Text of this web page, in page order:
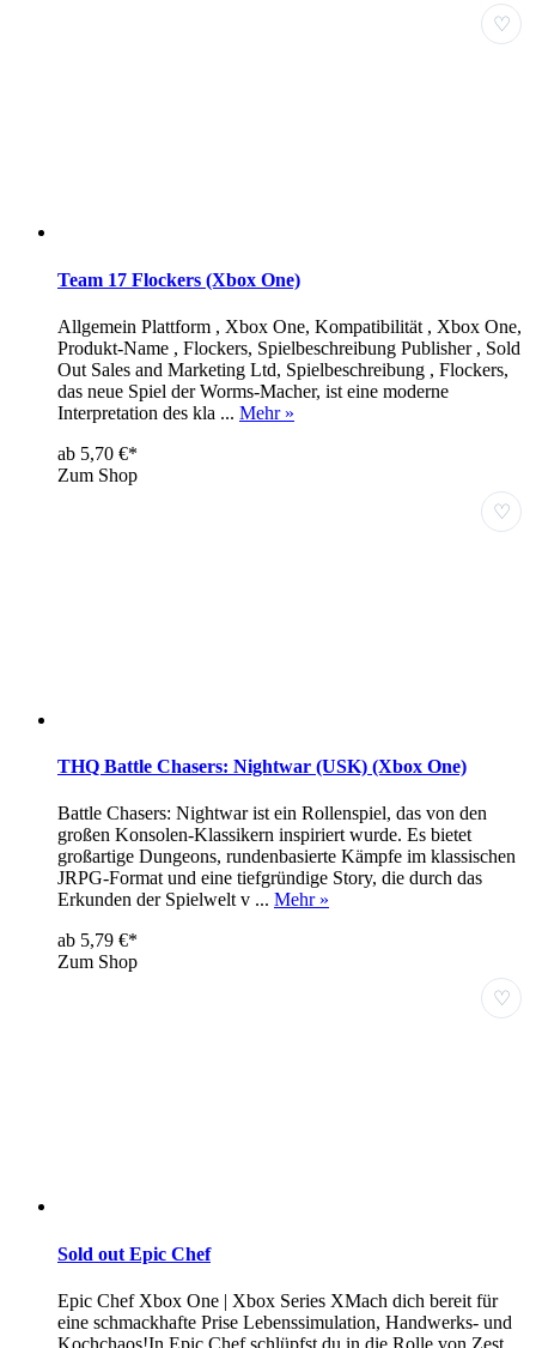
♡
Team 17 Flockers (Xbox One)
Allgemein Plattform , Xbox One, Kompatibilität , Xbox One,
Produkt-Name , Flockers, Spielbeschreibung Publisher , Sold
Out Sales and Marketing Ltd, Spielbeschreibung , Flockers,
das neue Spiel der Worms-Macher, ist eine moderne
Interpretation des kla ... Mehr »
ab 5,70 €*
Zum Shop
♡
THQ Battle Chasers: Nightwar (USK) (Xbox One)
Battle Chasers: Nightwar ist ein Rollenspiel, das von den
großen Konsolen-Klassikern inspiriert wurde. Es bietet
großartige Dungeons, rundenbasierte Kämpfe im klassischen
JRPG-Format und eine tiefgründige Story, die durch das
Erkunden der Spielwelt v ... Mehr »
ab 5,79 €*
Zum Shop
♡
Sold out Epic Chef
Epic Chef Xbox One | Xbox Series XMach dich bereit für
eine schmackhafte Prise Lebenssimulation, Handwerks- und
Kochchaos!In Epic Chef schlüpfst du in die Rolle von Zest